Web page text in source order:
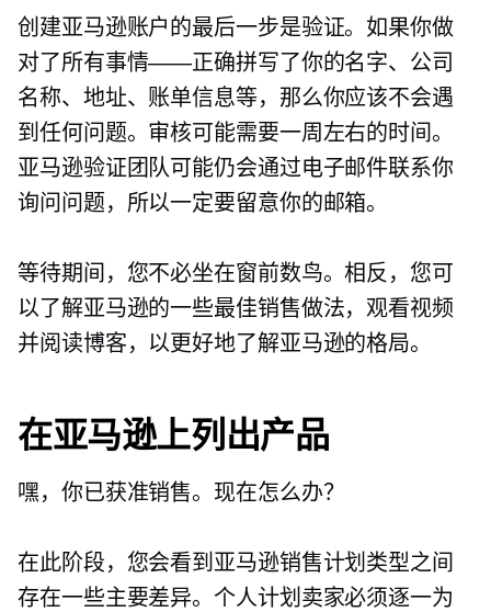
创建亚马逊账户的最后一步是验证。如果你做
对了所有事情——正确拼写了你的名字、公司
名称、地址、账单信息等，那么你应该不会遇
到任何问题。审核可能需要一周左右的时间。
亚马逊验证团队可能仍会通过电子邮件联系你
询问问题，所以一定要留意你的邮箱。
等待期间，您不必坐在窗前数鸟。相反，您可
以了解亚马逊的一些最佳销售做法，观看视频
并阅读博客，以更好地了解亚马逊的格局。
在亚马逊上列出产品
嘿，你已获准销售。现在怎么办？
在此阶段，您会看到亚马逊销售计划类型之间
存在一些主要差异。个人计划卖家必须逐一为